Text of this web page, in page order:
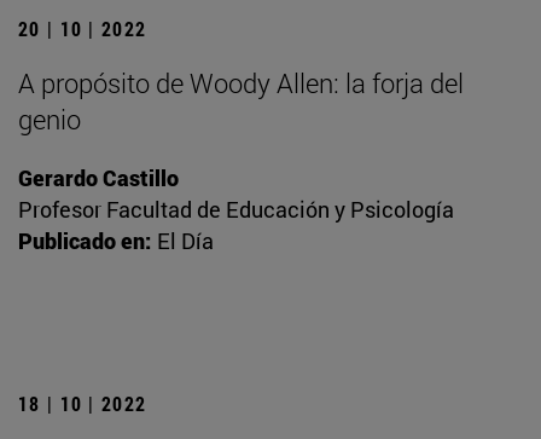
20 | 10 | 2022
A propósito de Woody Allen: la forja del
genio
Gerardo Castillo
Profesor Facultad de Educación y Psicología
Publicado en: El Día
18 | 10 | 2022